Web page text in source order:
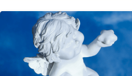
50 51 52
55 56